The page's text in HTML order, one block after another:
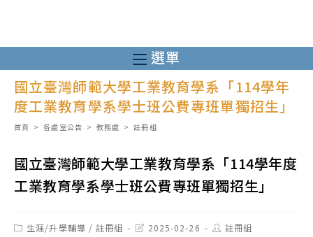
至
主
內
選單
國立臺灣師範大學工業教育學系「114學年
度工業教育學系學士班公費專班單獨招生」
首頁 > 各處室公告 > 教務處 > 註冊組
國立臺灣師範大學工業教育學系「114學年度
工業教育學系學士班公費專班單獨招生」
Post生涯/升學輔導 / 註冊組
Post2025-02-26
Post註冊組